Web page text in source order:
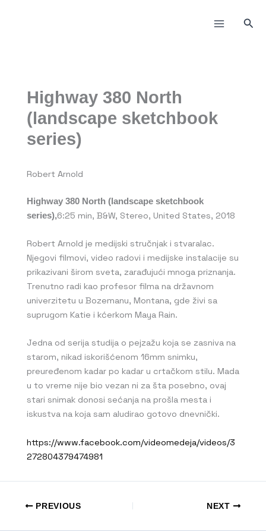
Highway 380 North
(landscape sketchbook
series)
Robert Arnold
Highway 380 North (landscape sketchbook
series),6:25 min, B&W, Stereo, United States, 2018
Robert Arnold je medijski stručnjak i stvaralac.
Njegovi filmovi, video radovi i medijske instalacije su
prikazivani širom sveta, zarađujući mnoga priznanja.
Trenutno radi kao profesor filma na državnom
univerzitetu u Bozemanu, Montana, gde živi sa
suprugom Katie i kćerkom Maya Rain.
Jedna od serija studija o pejzažu koja se zasniva na
starom, nikad iskorišćenom 16mm snimku,
preuređenom kadar po kadar u crtačkom stilu. Mada
u to vreme nije bio vezan ni za šta posebno, ovaj
stari snimak donosi sećanja na prošla mesta i
iskustva na koja sam aludirao gotovo dnevnički.
https://www.facebook.com/videomedeja/videos/3
272804379474981
PREVIOUS NEXT